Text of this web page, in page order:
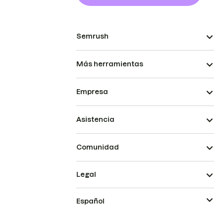
Semrush
Más herramientas
Empresa
Asistencia
Comunidad
Legal
Español